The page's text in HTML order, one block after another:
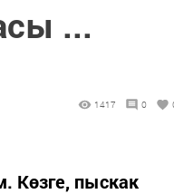
...
1417 0
Көзге, пыскак